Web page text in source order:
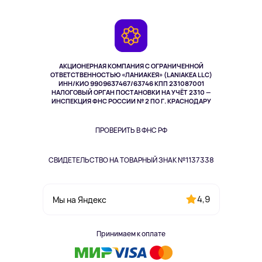
АКЦИОНЕРНАЯ КОМПАНИЯ С ОГРАНИЧЕННОЙ
ОТВЕТСТВЕННОСТЬЮ «ЛАНИАКЕЯ» (LANIAKEA LLC)
ИНН/КИО 9909637467/63746 КПП 231087001
НАЛОГОВЫЙ ОРГАН ПОСТАНОВКИ НА УЧЁТ 2310 —
ИНСПЕКЦИЯ ФНС РОССИИ № 2 ПО Г. КРАСНОДАРУ
ПРОВЕРИТЬ В ФНС РФ
СВИДЕТЕЛЬСТВО НА ТОВАРНЫЙ ЗНАК №1137338
Мы на Яндекс 4,9
Принимаем к оплате
Здоровье питомцев
Одежда и аксессуары